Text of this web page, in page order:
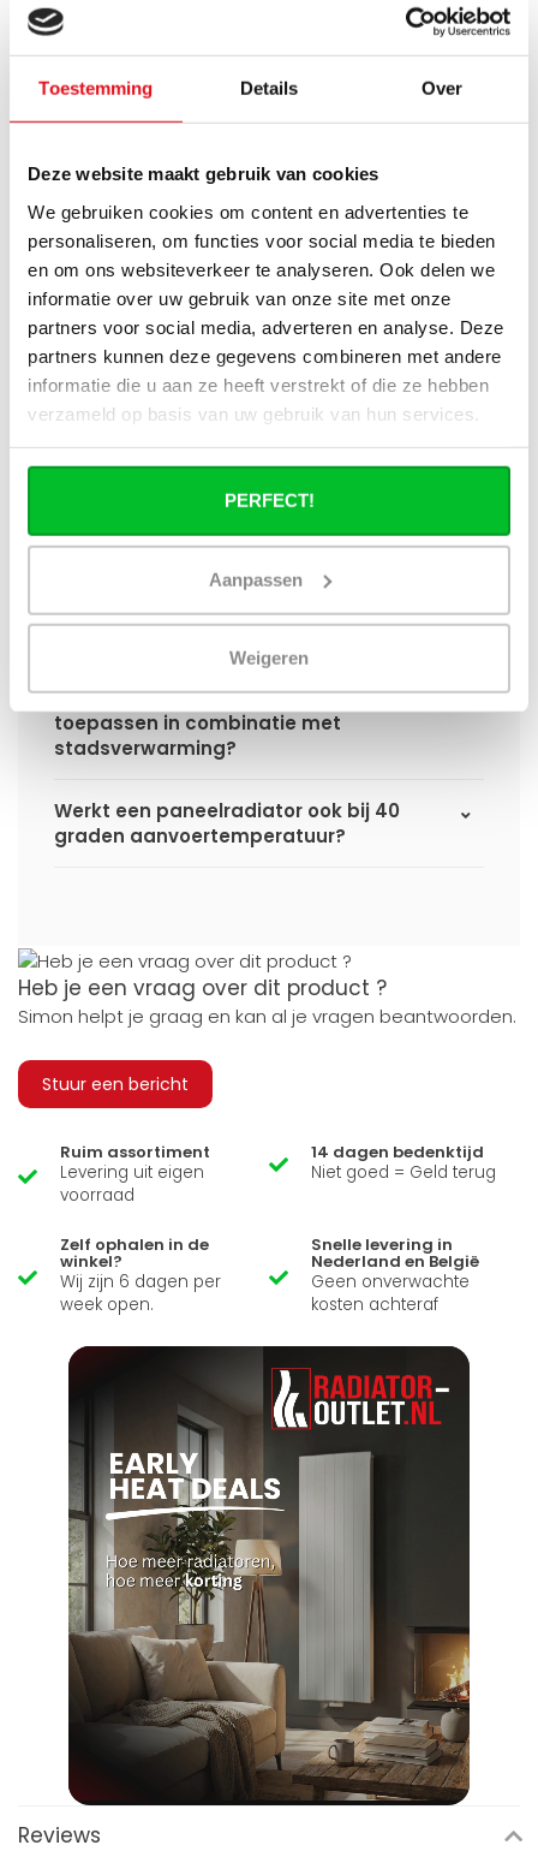
Toestemming Details Over
Deze website maakt gebruik van cookies
We gebruiken cookies om content en advertenties te
personaliseren, om functies voor social media te bieden
en om ons websiteverkeer te analyseren. Ook delen we
informatie over uw gebruik van onze site met onze
partners voor social media, adverteren en analyse. Deze
partners kunnen deze gegevens combineren met andere
informatie die u aan ze heeft verstrekt of die ze hebben
verzameld op basis van uw gebruik van hun services.
PERFECT!
Aanpassen
Weigeren
bij geleverd?
installatie van mijn radiator compleet te
maken?
Haakse of rechte aansluitset, welke heb
ik nodig?
Kan ik mijn Smart thermostaatknop
aansluiten op de paneelradiatoren van
Radiator-Outlet?
Hoe bereken in de benodigde capaciteit
voor mijn ruimte?
Wat is de levertijd van een
paneelradiator en wanneer ontvang ik
Ik heb een (hybride) warmtepomp
installatie, kan ik alle radiatoren
Kan ik alle radiatoren op de website
toepassen in combinatie met
stadsverwarming?
Werkt een paneelradiator ook bij 40
graden aanvoertemperatuur?
Heb je een vraag over dit product ?
Simon helpt je graag en kan al je vragen beantwoorden.
Stuur een bericht
Ruim assortiment
Levering uit eigen
voorraad
14 dagen bedenktijd
Niet goed = Geld terug
Zelf ophalen in de
winkel?
Wij zijn 6 dagen per
week open.
Snelle levering in
Nederland en België
Geen onverwachte
kosten achteraf
Reviews